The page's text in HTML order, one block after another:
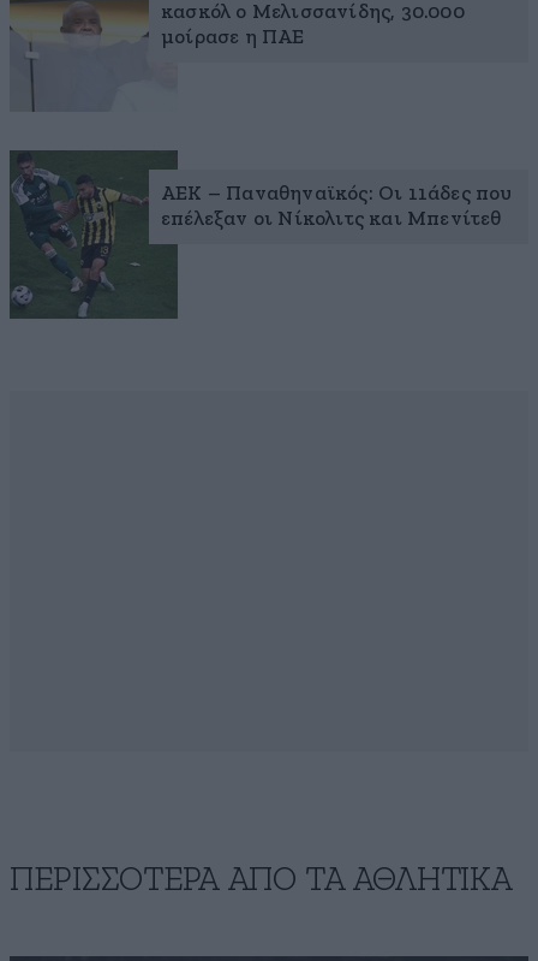
κασκόλ ο Μελισσανίδης, 30.000
μοίρασε η ΠΑΕ
ΑΕΚ – Παναθηναϊκός: Οι 11άδες που
επέλεξαν οι Νίκολιτς και Μπενίτεθ
ΠΕΡΙΣΣΟΤΕΡΑ ΑΠΟ ΤA ΑΘΛΗΤΙΚΑ